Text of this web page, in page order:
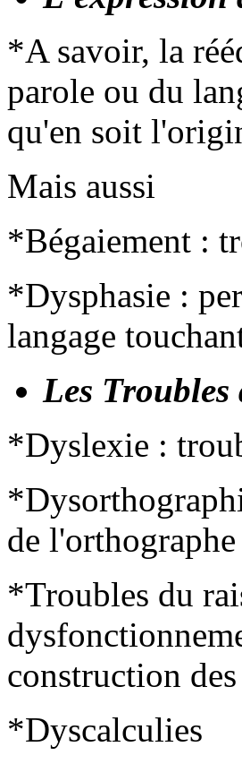
*A savoir, la
parole ou du
qu'en soit
Mais aussi
*Bégaiement :
*Dysphasie :
langage
Les
*Dyslexie :
de l'orthographe
*Troubles du
construction
*Dyscalculies